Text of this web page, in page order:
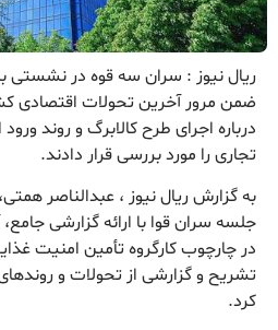
ریال نیوز : سران سه قوه در نشستی
ضمن مرور آخرین تحولات اقتصادی
درباره اجرای طرح کالابرگ و روند ورود
تجاری را مورد بررسی قرار دادند.
به گزارش ریال نیوز ، عبدالناصر
جلسه سران قوا با ارائه گزارشی
در چارچوب کارگروه تأمین امنیت
تشریح و گزارشی از تحولات و روندهای
کرد.